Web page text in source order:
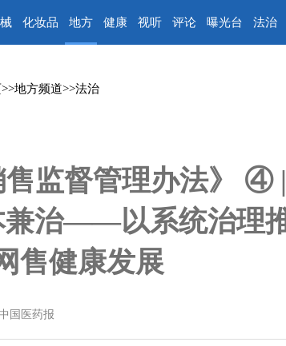
化妆品 地方 健康 视听 评论 曝光台 法治
>>地方频道>>法治
监督管理办法》 ④
治——以系统治理
售健康发展
国医药报